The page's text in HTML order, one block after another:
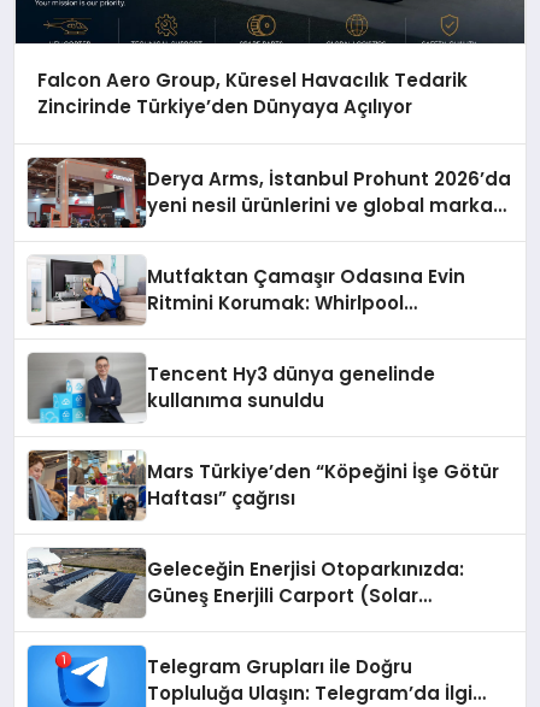
Falcon Aero Group, Küresel Havacılık Tedarik
Zincirinde Türkiye’den Dünyaya Açılıyor
Derya Arms, İstanbul Prohunt 2026’da
yeni nesil ürünlerini ve global marka
Mutfaktan Çamaşır Odasına Evin
Ritmini Korumak: Whirlpool
Tencent Hy3 dünya genelinde
kullanıma sunuldu
Mars Türkiye’den “Köpeğini İşe Götür
Haftası” çağrısı
Geleceğin Enerjisi Otoparkınızda:
Güneş Enerjili Carport (Solar
Telegram Grupları ile Doğru
Topluluğa Ulaşın: Telegram’da İlgi